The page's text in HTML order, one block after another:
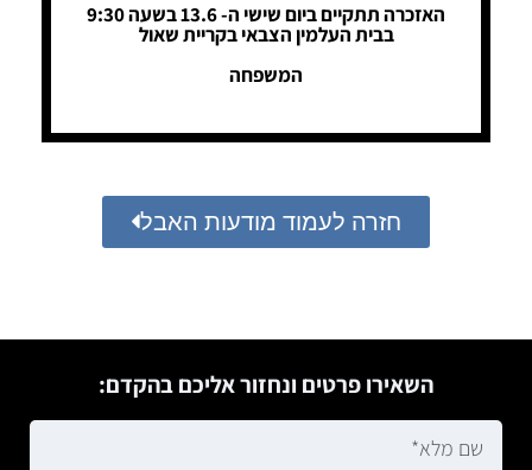
האזכרה תתקיים ביום שישי ה- 13.6 בשעה 9:30
בבית העלמין הצבאי בקריית שאול
המשפחה
חזרה לעמוד מודעות האבל
השאירו פרטים ונחזור אליכם בהקדם: